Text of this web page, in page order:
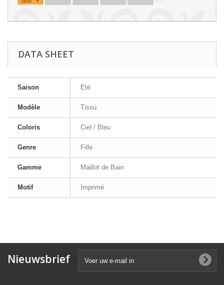
DATA SHEET
Saison Eté
Modèle Tissu
Coloris Ciel / Bleu
Genre Fille
Gamme Maillot de Bain
Motif Imprimé
Nieuwsbrief